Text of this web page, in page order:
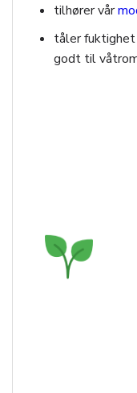
tilhører vår
tåler
godt til